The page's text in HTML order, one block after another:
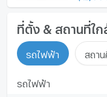
ที่ตั้ง & สถานที่ใก
รถไฟฟ้า สถา
รถไฟฟ้า